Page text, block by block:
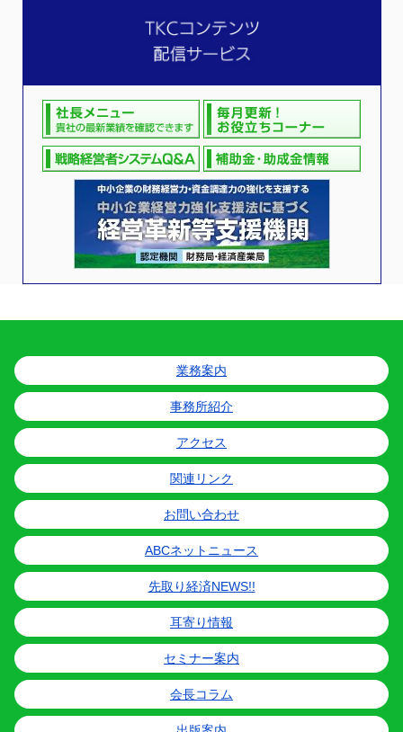
業務案内
事務所紹介
アクセス
関連リンク
お問い合わせ
ABCネットニュース
先取り経済NEWS!!
耳寄り情報
セミナー案内
会長コラム